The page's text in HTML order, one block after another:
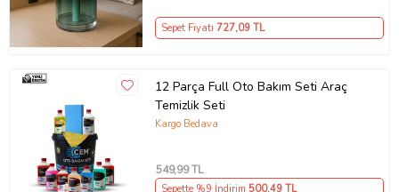
Sepet Fiyatı 727,09 TL
12 Parça Full Oto Bakım Seti Araç
Temizlik Seti
Kargo Bedava
549,99 TL
Sepette %9 İndirim 500,49 TL